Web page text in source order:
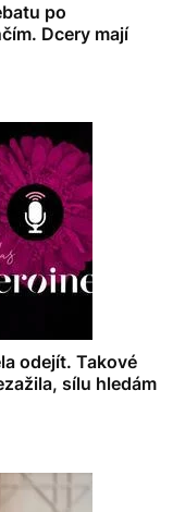
po
Dcery mají
odejít. Takové
sílu hledám